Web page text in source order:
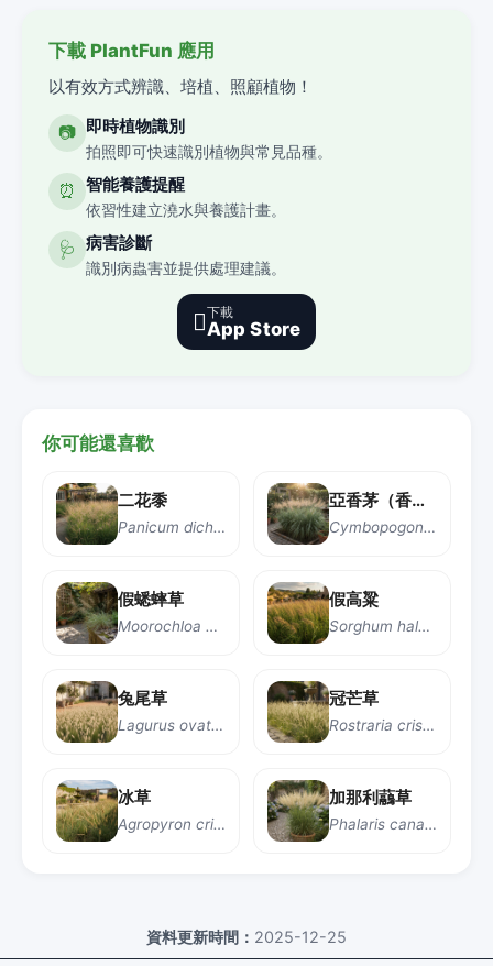
下載 PlantFun 應用
以有效方式辨識、培植、照顧植物！
📷 即時植物識別
拍照即可快速識別植物與常見品種。
⏰ 智能養護提醒
依習性建立澆水與養護計畫。
🩺 病害診斷
識別病蟲害並提供處理建議。
下載
App Store
你可能還喜歡
二花黍
Panicum dichotomiflorum
亞香茅（香茅）
Cymbopogon nardus
假蟋蟀草
Moorochloa eruciformis
假高粱
Sorghum halepense
兔尾草
Lagurus ovatus
冠芒草
Rostraria cristata
冰草
Agropyron cristatum
加那利虉草
Phalaris canariensis
資料更新時間： 2025-12-25